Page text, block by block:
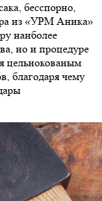
бесспорно,
из «УРМ Аника»
наиболее
но и процедуре
цельнокованым
благодаря чему